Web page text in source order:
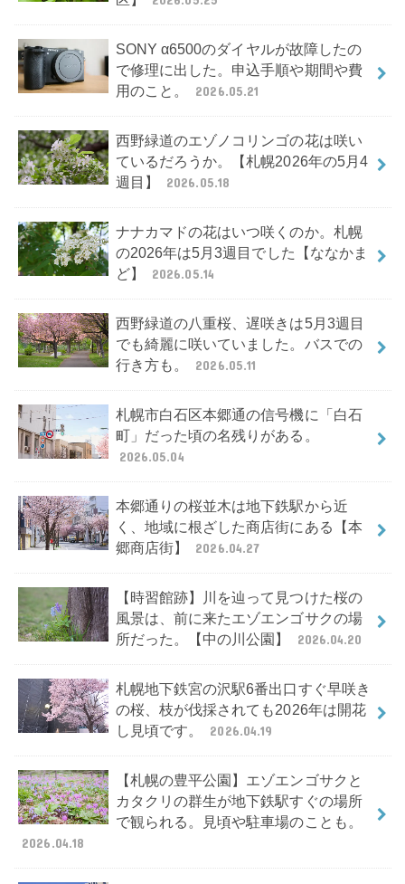
SONY α6500のダイヤルが故障したの
で修理に出した。申込手順や期間や費
用のこと。
2026.05.21
西野緑道のエゾノコリンゴの花は咲い
ているだろうか。【札幌2026年の5月4
週目】
2026.05.18
ナナカマドの花はいつ咲くのか。札幌
の2026年は5月3週目でした【ななかま
ど】
2026.05.14
西野緑道の八重桜、遅咲きは5月3週目
でも綺麗に咲いていました。バスでの
行き方も。
2026.05.11
札幌市白石区本郷通の信号機に「白石
町」だった頃の名残りがある。
2026.05.04
本郷通りの桜並木は地下鉄駅から近
く、地域に根ざした商店街にある【本
郷商店街】
2026.04.27
【時習館跡】川を辿って見つけた桜の
風景は、前に来たエゾエンゴサクの場
所だった。【中の川公園】
2026.04.20
札幌地下鉄宮の沢駅6番出口すぐ早咲き
の桜、枝が伐採されても2026年は開花
し見頃です。
2026.04.19
【札幌の豊平公園】エゾエンゴサクと
カタクリの群生が地下鉄駅すぐの場所
で観られる。見頃や駐車場のことも。
2026.04.18